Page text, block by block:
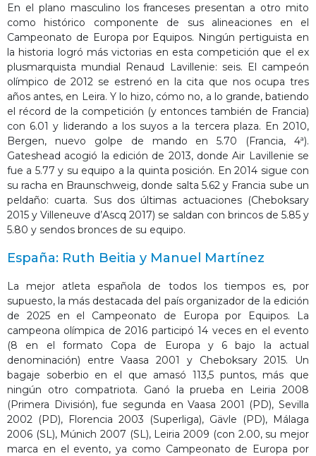
En el plano masculino los franceses presentan a otro mito
como histórico componente de sus alineaciones en el
Campeonato de Europa por Equipos. Ningún pertiguista en
la historia logró más victorias en esta competición que el ex
plusmarquista mundial Renaud Lavillenie: seis. El campeón
olímpico de 2012 se estrenó en la cita que nos ocupa tres
años antes, en Leira. Y lo hizo, cómo no, a lo grande, batiendo
el récord de la competición (y entonces también de Francia)
con 6.01 y liderando a los suyos a la tercera plaza. En 2010,
Bergen, nuevo golpe de mando en 5.70 (Francia, 4ª).
Gateshead acogió la edición de 2013, donde Air Lavillenie se
fue a 5.77 y su equipo a la quinta posición. En 2014 sigue con
su racha en Braunschweig, donde salta 5.62 y Francia sube un
peldaño: cuarta. Sus dos últimas actuaciones (Cheboksary
2015 y Villeneuve d’Ascq 2017) se saldan con brincos de 5.85 y
5.80 y sendos bronces de su equipo.
España: Ruth Beitia y Manuel Martínez
La mejor atleta española de todos los tiempos es, por
supuesto, la más destacada del país organizador de la edición
de 2025 en el Campeonato de Europa por Equipos. La
campeona olímpica de 2016 participó 14 veces en el evento
(8 en el formato Copa de Europa y 6 bajo la actual
denominación) entre Vaasa 2001 y Cheboksary 2015. Un
bagaje soberbio en el que amasó 113,5 puntos, más que
ningún otro compatriota. Ganó la prueba en Leiria 2008
(Primera División), fue segunda en Vaasa 2001 (PD), Sevilla
2002 (PD), Florencia 2003 (Superliga), Gävle (PD), Málaga
2006 (SL), Múnich 2007 (SL), Leiria 2009 (con 2.00, su mejor
marca en el evento, ya como Campeonato de Europa por